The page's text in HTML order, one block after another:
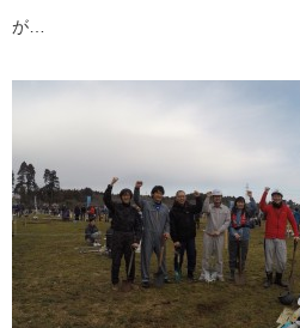
が…